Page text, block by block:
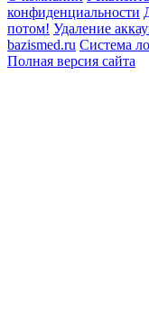
конфиденциальности
потом! Удаление
bazismed.ru Система
Полная версия сайта